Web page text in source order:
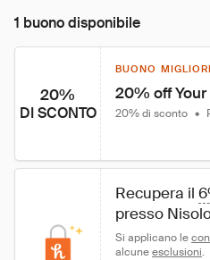
1 buono disponibile
20%
DI SCONTO
BUONO
20% off
20% di sconto •
Recupera il
presso
Si applicano le
alcune esclusioni.